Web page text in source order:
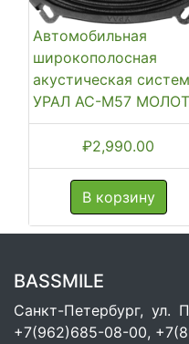
Автомобильная
широкополосная
акустическая
УРАЛ АС-М57 МОЛОТ
₽2,990.00
В корзину
BASSMILE
Санкт-Петербург, ул.
+7(962)685-08-00,